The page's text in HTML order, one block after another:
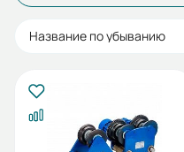
Название по убыванию